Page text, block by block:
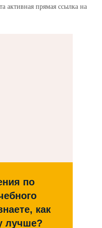
активная прямая ссылка на
по
как
лучше?